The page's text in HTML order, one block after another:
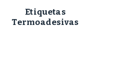
Etiquetas
Termoadesivas